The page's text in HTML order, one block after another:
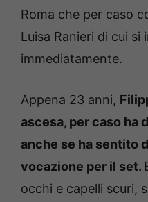
Roma che per caso
Luisa Ranieri di cui si
immediatamente.
Appena 23 anni,
ascesa, per caso ha
anche se ha sentito
vocazione per il set.
occhi e capelli scuri,